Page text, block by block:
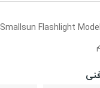
Smallsun Flashlight